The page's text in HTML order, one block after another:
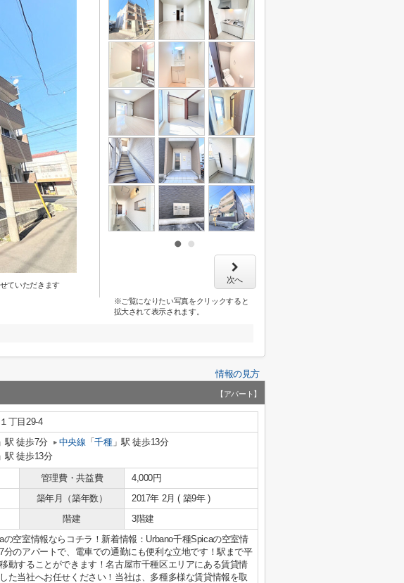
ていただきます 次へ
※ご覧になりたい写真をクリックすると
拡大されて表示されます。
情報の見方
【アパート】
１丁目29-4
駅 徒歩7分 中央線 「千種」駅 徒歩13分
駅 徒歩13分
管理費・共益費
4,000円
築年月（築年数）
2017年 2月 ( 築9年 )
階建 3階建
の空室情報ならコチラ！新着情報：Urbano千種Spicaの空室情
分のアパートで、電車での通勤にも便利な立地です！駅まで平
動することができます！名古屋市千種区エリアにある賃貸情
た当社へお任せください！当社は、多種多様な賃貸情報を取